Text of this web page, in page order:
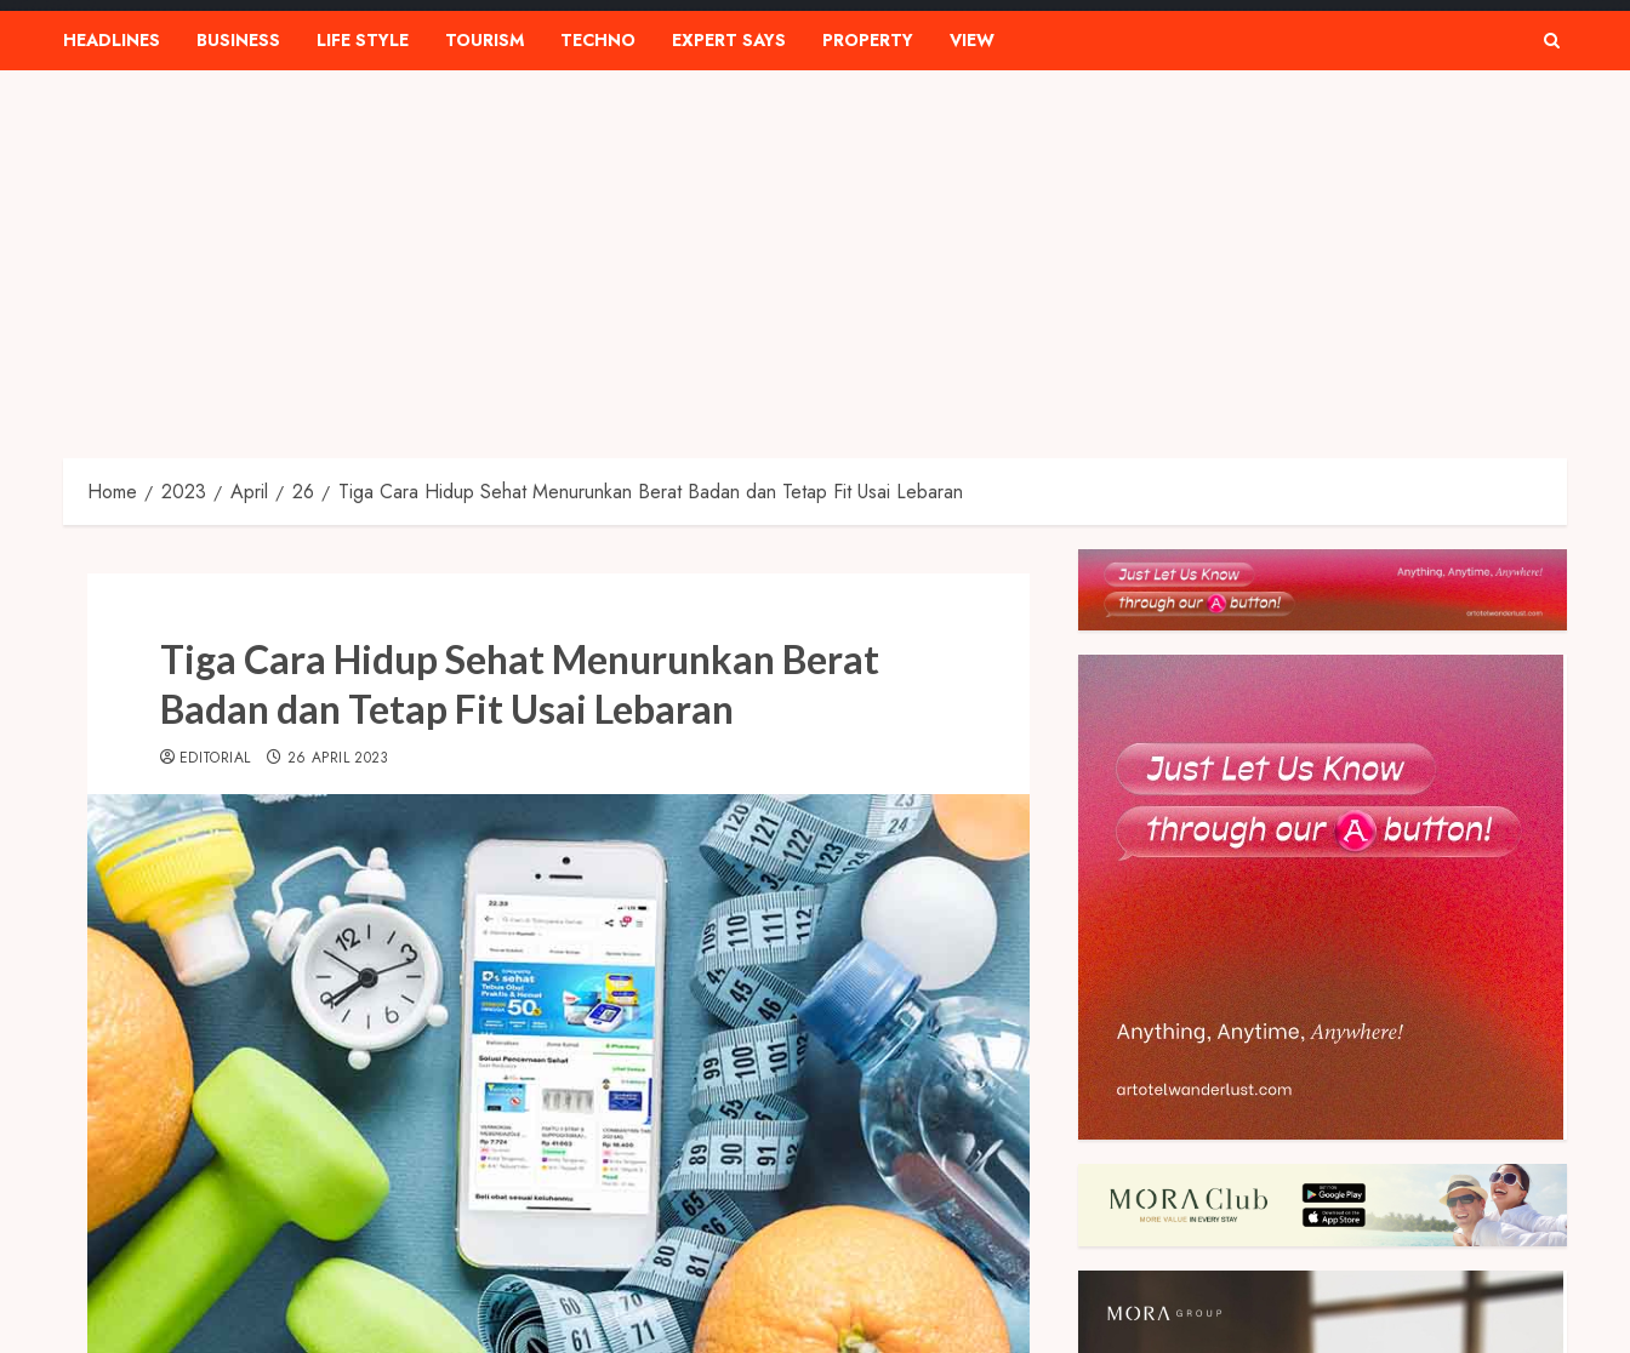
HEADLINES BUSINESS LIFE STYLE TOURISM TECHNO EXPERT SAYS PROPERTY VIEW
Home 2023 April 26 Tiga Cara Hidup Sehat Menurunkan Berat Badan dan Tetap Fit Usai Lebaran
Tiga Cara Hidup Sehat Menurunkan Berat
Badan dan Tetap Fit Usai Lebaran
EDITORIAL 26 APRIL 2023